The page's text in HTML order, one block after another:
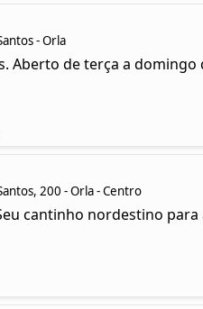
- Orla
Aberto de terça a domingo
200 - Orla - Centro
cantinho nordestino